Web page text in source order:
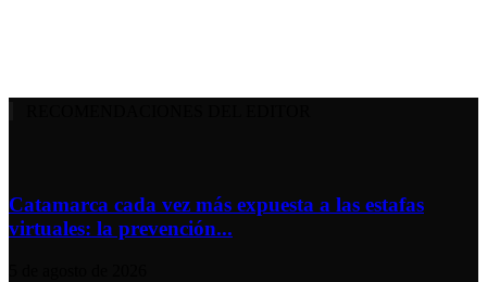
Catamarca cada vez más expuesta a las estafas
virtuales: la prevención...